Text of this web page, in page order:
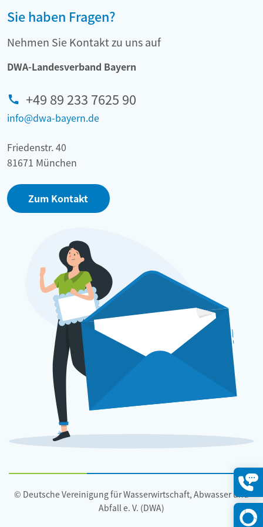
Sie haben Fragen?
Nehmen Sie Kontakt zu uns auf
DWA-Landesverband Bayern
+49 89 233 7625 90
info@dwa-bayern.de
Friedenstr. 40
81671 München
Zum Kontakt
© Deutsche Vereinigung für Wasserwirtschaft, Abwasser und
Abfall e. V. (DWA)